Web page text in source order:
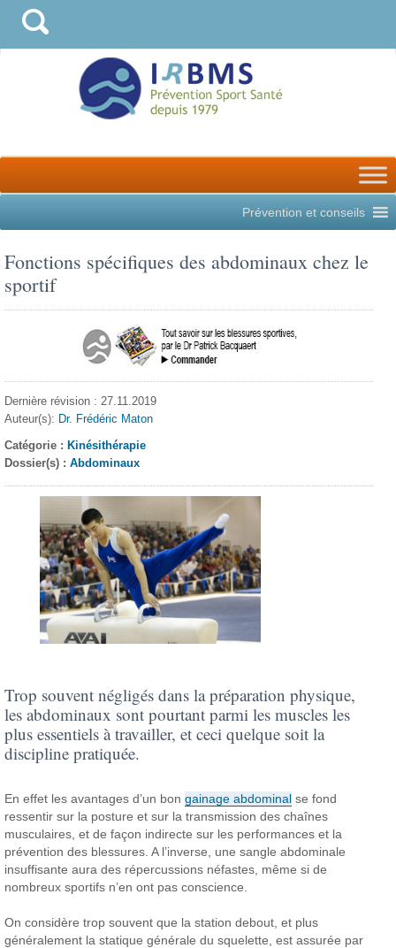
Prévention et conseils
Fonctions spécifiques des abdominaux chez le
sportif
Dernière révision : 27.11.2019
Auteur(s): Dr. Frédéric Maton
Catégorie : Kinésithérapie
Dossier(s) :Abdominaux
Trop souvent négligés dans la préparation physique,
les abdominaux sont pourtant parmi les muscles les
plus essentiels à travailler, et ceci quelque soit la
discipline pratiquée.
En effet les avantages d’un bongainage abdominal se fond
ressentir sur la posture et sur la transmission des chaînes
musculaires, et de façon indirecte sur les performances et la
prévention des blessures. A l’inverse, une sangle abdominale
insuffisante aura des répercussions néfastes, même si de
nombreux sportifs n’en ont pas conscience.
On considère trop souvent que la station debout, et plus
généralement la statique générale du squelette, est assurée par